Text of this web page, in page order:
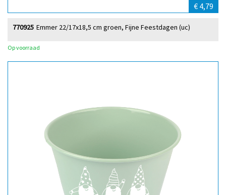
€ 4,79
Emmer 22/17x18,5 cm groen, Fijne Feestdagen (uc)
770925
Op voorraad